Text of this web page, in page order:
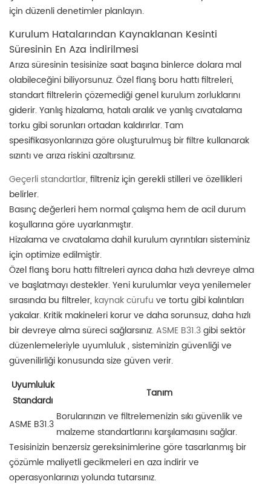
için düzenli denetimler planlayın.
Kurulum Hatalarından Kaynaklanan Kesinti
Süresinin En Aza İndirilmesi
Arıza süresinin tesisinize saat başına binlerce dolara mal
olabileceğini biliyorsunuz. Özel flanş boru hattı filtreleri,
standart filtrelerin çözemediği genel kurulum zorluklarını
giderir. Yanlış hizalama, hatalı aralık ve yanlış cıvatalama
torku gibi sorunları ortadan kaldırırlar. Tam
spesifikasyonlarınıza göre oluşturulmuş bir filtre kullanarak
sızıntı ve arıza riskini azaltırsınız.
Geçerli standartlar, filtreniz için gerekli stilleri ve özellikleri
belirler.
Basınç değerleri hem normal çalışma hem de acil durum
koşullarına göre uyarlanmıştır.
Hizalama ve cıvatalama dahil kurulum ayrıntıları sisteminiz
için optimize edilmiştir.
Özel flanş boru hattı filtreleri ayrıca daha hızlı devreye alma
ve başlatmayı destekler. Yeni kurulumlar veya yenilemeler
sırasında bu filtreler, kaynak cürufu ve tortu gibi kalıntıları
yakalar. Kritik makineleri korur ve daha sorunsuz, daha hızlı
bir devreye alma süreci sağlarsınız.ASME B31.3gibi sektör
düzenlemeleriyle uyumluluk, sisteminizin güvenliği ve
güvenilirliği konusunda size güven verir.
Uyumluluk
Standardı
Tanım
ASME B31.3
Borularınızın ve filtrelemenizin sıkı güvenlik ve
malzeme standartlarını karşılamasını sağlar.
Tesisinizin benzersiz gereksinimlerine göre tasarlanmış bir
çözümle maliyetli gecikmeleri en aza indirir ve
operasyonlarınızı yolunda tutarsınız.